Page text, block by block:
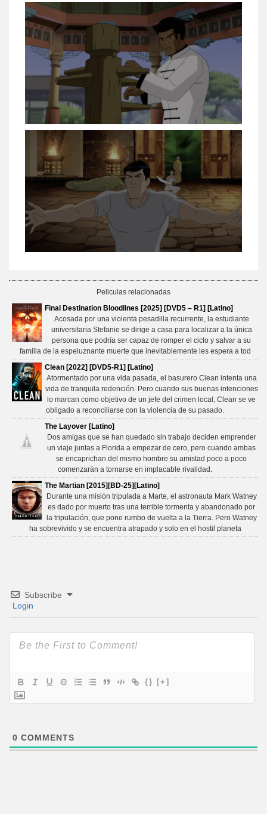
Peliculas relacionadas
Final Destination Bloodlines [2025] [DVD5 – R1] [Latino]
Acosada por una violenta pesadilla recurrente, la estudiante
universitaria Stefanie se dirige a casa para localizar a la única
persona que podría ser capaz de romper el ciclo y salvar a su
familia de la espeluznante muerte que inevitablemente les espera a tod
Clean [2022] [DVD5-R1] [Latino]
Atormentado por una vida pasada, el basurero Clean intenta una
vida de tranquila redención. Pero cuando sus buenas intenciones
lo marcan como objetivo de un jefe del crimen local, Clean se ve
obligado a reconciliarse con la violencia de su pasado.
The Layover [Latino]
Dos amigas que se han quedado sin trabajo deciden emprender
un viaje juntas a Florida a empezar de cero, pero cuando ambas
se encaprichan del mismo hombre su amistad poco a poco
comenzarán a tornarse en implacable rivalidad.
The Martian [2015][BD-25][Latino]
Durante una misión tripulada a Marte, el astronauta Mark Watney
es dado por muerto tras una terrible tormenta y abandonado por
la tripulación, que pone rumbo de vuelta a la Tierra. Pero Watney
ha sobrevivido y se encuentra atrapado y solo en el hostil planeta
Subscribe
Login
{} [+]
0 COMMENTS